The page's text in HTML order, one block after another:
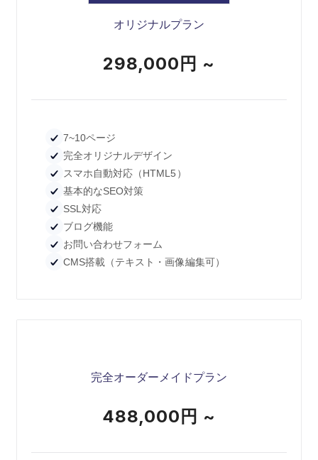
オリジナルプラン
298,000円 ~
7~10ページ
完全オリジナルデザイン
スマホ自動対応（HTML5）
基本的なSEO対策
SSL対応
ブログ機能
お問い合わせフォーム
CMS搭載（テキスト・画像編集可）
完全オーダーメイドプラン
488,000円 ~